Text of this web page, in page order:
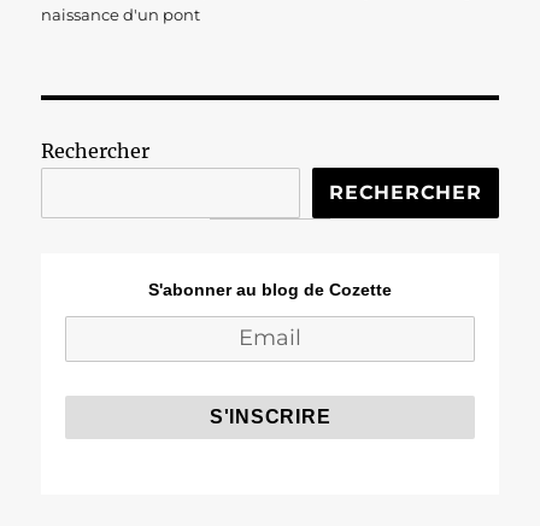
le
naissance d'un pont
Rechercher
RECHERCHER
S'abonner au blog de Cozette